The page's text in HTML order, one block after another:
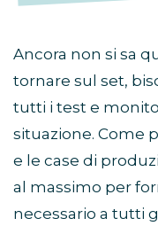
Ancora non si sa
tornare sul set,
tutti i test e
situazione. Come
e le case di
al massimo per
necessario a tutti